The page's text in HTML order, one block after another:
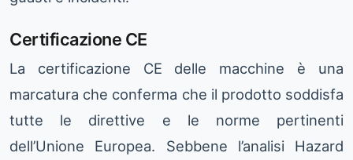
Certificazione CE
La certificazione CE delle macchine è una
marcatura che conferma che il prodotto soddisfa
tutte le direttive e le norme pertinenti
dell’Unione Europea. Sebbene l’analisi Hazard